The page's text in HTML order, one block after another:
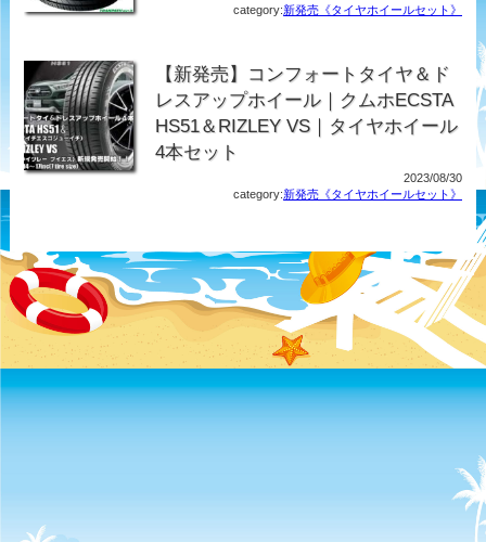
category:新発売《タイヤホイールセット》
【新発売】コンフォートタイヤ＆ド
レスアップホイール｜クムホECSTA
HS51＆RIZLEY VS｜タイヤホイール
4本セット
2023/08/30
category:新発売《タイヤホイールセット》